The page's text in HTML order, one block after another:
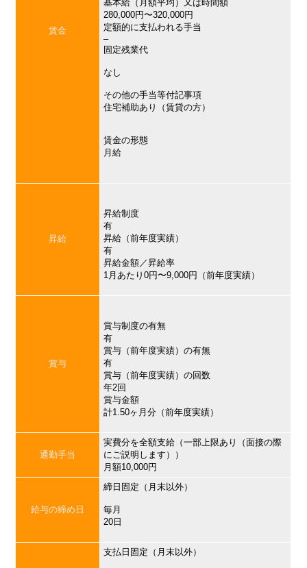
賃金
基本給（月額平均）又は時間額
280,000円〜320,000円
定額的に支払われる手当
–
固定残業代
なし
その他の手当等付記事項
住宅補助あり（賃貸の方）
賃金の形態
月給
昇給
昇給制度
有
昇給（前年度実績）
有
昇給金額／昇給率
1月あたり0円〜9,000円（前年度実績）
賞与
賞与制度の有無
有
賞与（前年度実績）の有無
有
賞与（前年度実績）の回数
年2回
賞与金額
計1.50ヶ月分（前年度実績）
通勤手当
実費分を全額支給（一部上限あり（面接の際
にご説明します））
月額10,000円
給与の締め日
締日固定（月末以外）
毎月
20日
支払日固定（月末以外）